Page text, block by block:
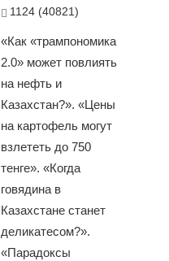
1124 (40821)
«Как «трампономика
2.0» может повлиять
на нефть и
Казахстан?». «Цены
на картофель могут
взлететь до 750
тенге». «Когда
говядина в
Казахстане станет
деликатесом?».
«Парадоксы